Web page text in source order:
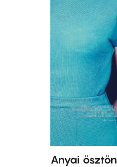
Anyai ösztön